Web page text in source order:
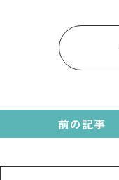
前の記事